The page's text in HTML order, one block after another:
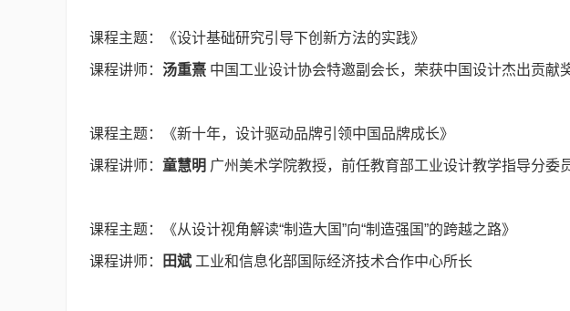
课程主题：《设计基础研究引导下创新方法的实践》
课程讲师： 汤重熹 中国工业设计协会特邀副会长，荣获中国设计杰出贡献
课程主题：《新十年，设计驱动品牌引领中国品牌成长》
课程讲师： 童慧明 广州美术学院教授，前任教育部工业设计教学指导分委
课程主题：《从设计视角解读“制造大国”向“制造强国”的跨越之路》
课程讲师： 田斌 工业和信息化部国际经济技术合作中心所长